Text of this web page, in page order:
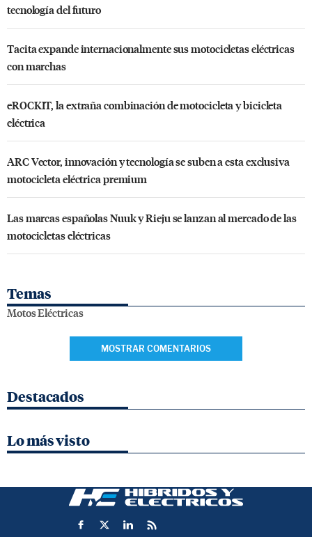
tecnología del futuro
Tacita expande internacionalmente sus motocicletas eléctricas
con marchas
eROCKIT, la extraña combinación de motocicleta y bicicleta
eléctrica
ARC Vector, innovación y tecnología se suben a esta exclusiva
motocicleta eléctrica premium
Las marcas españolas Nuuk y Rieju se lanzan al mercado de las
motocicletas eléctricas
Temas
Motos Eléctricas
MOSTRAR COMENTARIOS
Destacados
Lo más visto